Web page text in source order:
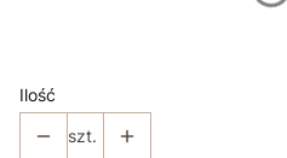
Ilość
szt.